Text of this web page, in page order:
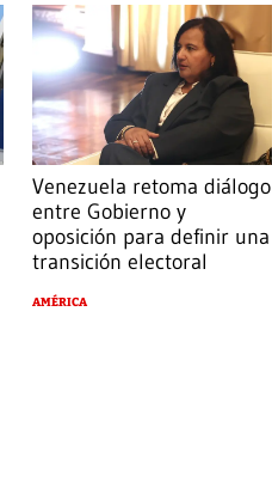
Venezuela retoma diálogo
entre Gobierno y
oposición para definir una
transición electoral
AMÉRICA